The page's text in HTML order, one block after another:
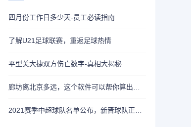
四月份工作日多少天-员工必读指南
了解U21足球联赛，重返足球热情
平型关大捷双方伤亡数字-真相大揭秘